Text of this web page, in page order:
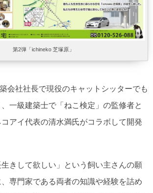
第2弾「ichineko 芝塚原」
会社社長で現役のキャットシッターでも
一級建築士で「ねこ検定」の監修者と
アイ代表の清水満氏がコラボして開発
生きして欲しい」という飼い主さんの願
専門家である両者の知識や経験を詰め